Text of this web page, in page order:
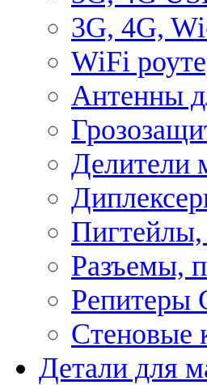
3G, 4G,
WiFi
Антенны
Делители
Пигтейлы,
Разъемы,
Репитеры
Стеновые
Детали для